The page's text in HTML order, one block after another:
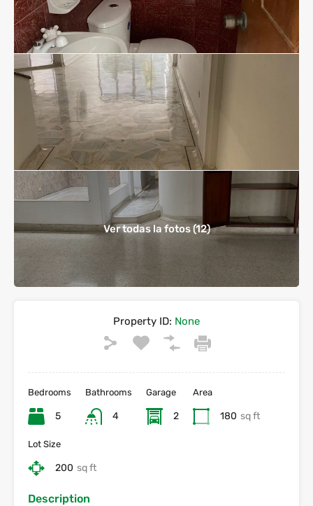
Ver todas la fotos (12)
Property ID: None
Bedrooms
5
Bathrooms
4
Garage
2
Area
180 sq ft
Lot Size
200 sq ft
Description